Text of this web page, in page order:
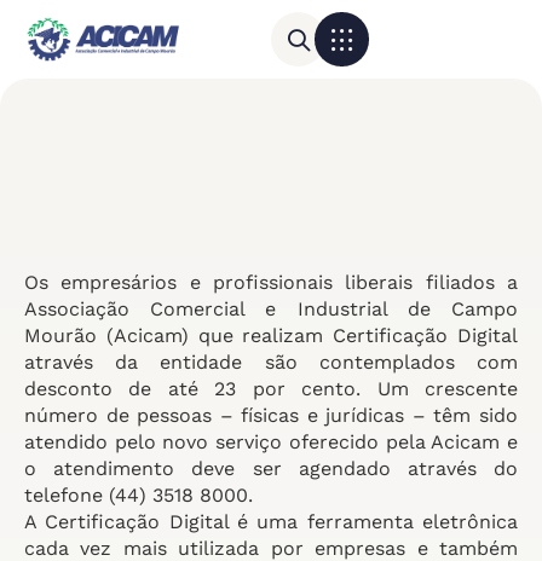
Os empresários e profissionais liberais filiados a
Associação Comercial e Industrial de Campo
Mourão (Acicam) que realizam Certificação Digital
através da entidade são contemplados com
desconto de até 23 por cento. Um crescente
número de pessoas – físicas e jurídicas – têm sido
atendido pelo novo serviço oferecido pela Acicam e
o atendimento deve ser agendado através do
telefone (44) 3518 8000.
A Certificação Digital é uma ferramenta eletrônica
cada vez mais utilizada por empresas e também